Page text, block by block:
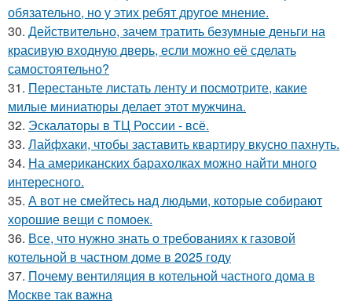
обязательно, но у этих ребят другое мнение.
30. Действительно, зачем тратить безумные деньги на
красивую входную дверь, если можно её сделать
самостоятельно?
31. Перестаньте листать ленту и посмотрите, какие
милые миниатюры делает этот мужчина.
32. Эскалаторы в ТЦ России - всё.
33. Лайфхаки, чтобы заставить квартиру вкусно пахнуть.
34. На американских барахолках можно найти много
интересного.
35. А вот не смейтесь над людьми, которые собирают
хорошие вещи с помоек.
36. Все, что нужно знать о требованиях к газовой
котельной в частном доме в 2025 году
37. Почему вентиляция в котельной частного дома в
Москве так важна